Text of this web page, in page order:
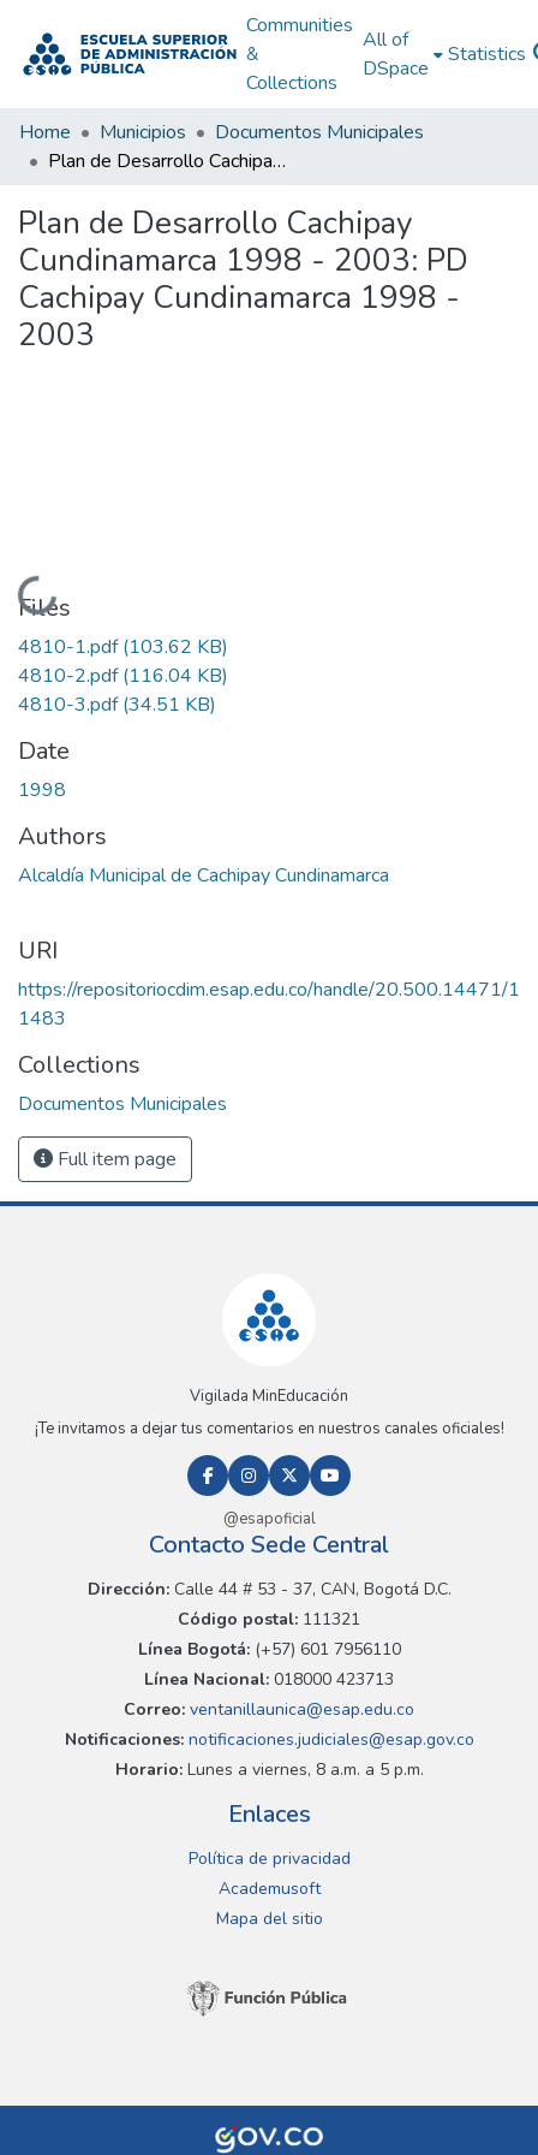
Communities
&
Collections
All of
DSpace
Statistics
Home Municipios
Documentos Municipales
Plan de Desarrollo Cachipay Cundinamarca 1998 - 2003: PD Cachipay Cundinamarca 1998 - 2003
Plan de Desarrollo Cachipay
Cundinamarca 1998 - 2003: PD
Cachipay Cundinamarca 1998 -
2003
Loading...
Files
4810-1.pdf(103.62 KB)
4810-2.pdf(116.04 KB)
4810-3.pdf(34.51 KB)
Date
1998
Authors
Alcaldía Municipal de Cachipay Cundinamarca
URI
https://repositoriocdim.esap.edu.co/handle/20.500.14471/1
1483
Collections
Documentos Municipales
Full item page
Vigilada MinEducación
¡Te invitamos a dejar tus comentarios en nuestros canales oficiales!
@esapoficial
Contacto Sede Central
Dirección:Calle 44 # 53 - 37, CAN, Bogotá D.C.
Código postal: 111321
Línea Bogotá:(+57) 601 7956110
Línea Nacional: 018000 423713
Correo: ventanillaunica@esap.edu.co
Notificaciones:notificaciones.judiciales@esap.gov.co
Horario:Lunes a viernes, 8 a.m. a 5 p.m.
Enlaces
Política de privacidad
Academusoft
Mapa del sitio